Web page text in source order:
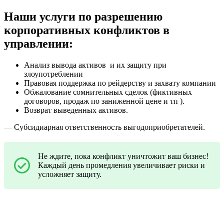
Наши услуги по разрешению
корпоративных конфликтов в
управлении:
Анализ вывода активов и их защиту при
злоупотреблении
⁠Правовая поддержка по рейдерству и захвату компании
⁠Обжалование сомнительных сделок (фиктивных
договоров, продаж по заниженной цене и тп ).
Возврат выведенных активов.
— Субсидиарная ответственность выгодоприобретателей.
Не ждите, пока конфликт уничтожит ваш бизнес!
Каждый день промедления увеличивает риски и
усложняет защиту.